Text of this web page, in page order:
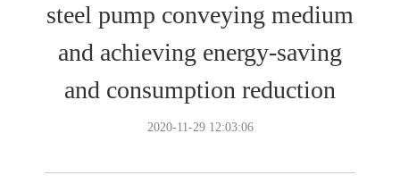
steel pump conveying medium
and achieving energy-saving
and consumption reduction
2020-11-29 12:03:06